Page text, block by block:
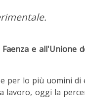
e all'Unione
e per lo più uomini di
oggi la